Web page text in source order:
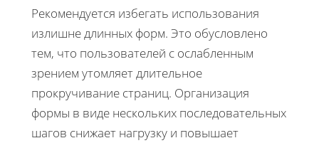
Рекомендуется избегать использования
излишне длинных форм. Это обусловлено
тем, что пользователей с ослабленным
зрением утомляет длительное
прокручивание страниц. Организация
формы в виде нескольких последовательных
шагов снижает нагрузку и повышает